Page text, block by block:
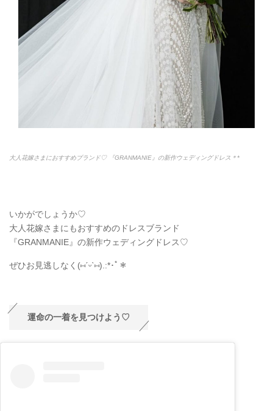
大人花嫁さまにおすすめブランド♡ 『GRANMANIE』の新作ウェディングドレス＊*
いかがでしょうか♡
大人花嫁さまにもおすすめのドレスブランド
『GRANMANIE』の新作ウェディングドレス♡
ぜひお見逃しなく(⑅ˊᵕˋ⑅).:*･ﾟ＊
運命の一着を見つけよう♡